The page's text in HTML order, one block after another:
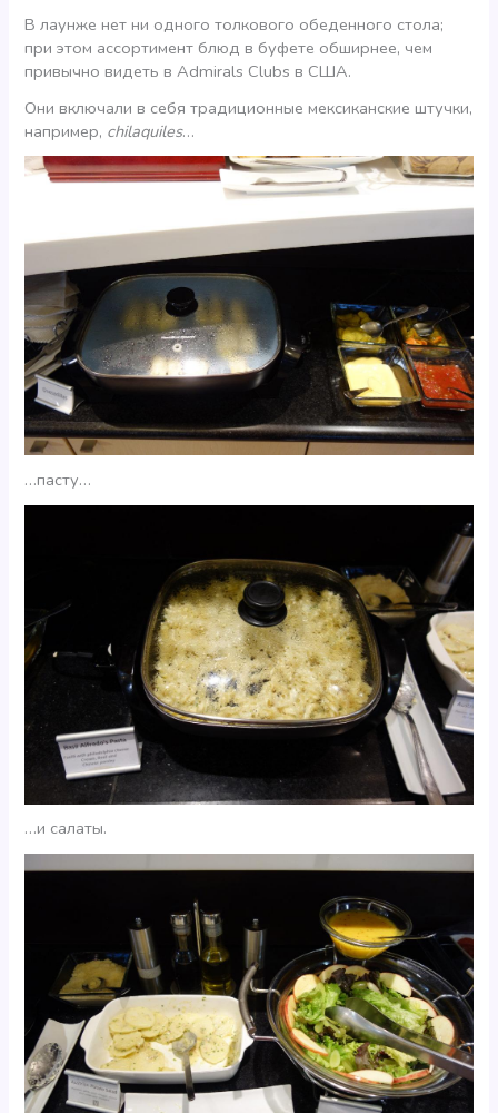
В лаунже нет ни одного толкового обеденного стола;
при этом ассортимент блюд в буфете обширнее, чем
привычно видеть в Admirals Clubs в США.
Они включали в себя традиционные мексиканские штучки,
например, chilaquiles…
…пасту…
…и салаты.